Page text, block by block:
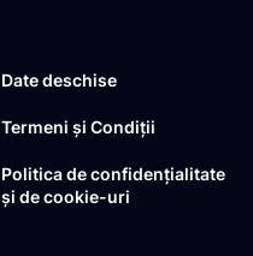
Date deschise
Termeni și Condiții
Politica de confidențialitate
și de cookie-uri